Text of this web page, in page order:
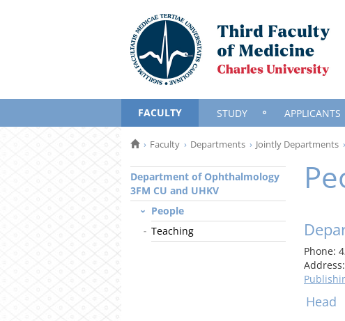
FACULTY STUDY APPLICANTS
Faculty Departments Jointly Departments
Department of Ophthalmology
3FM CU and UHKV
People
Teaching
Phone:
Address:
Head